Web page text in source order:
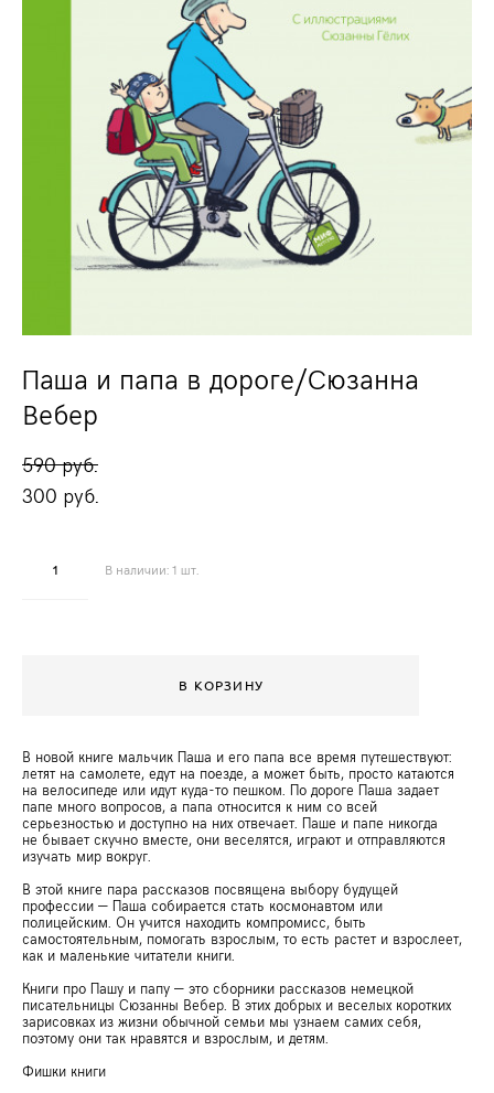
Паша и папа в дороге/Сюзанна
Вебер
590 pуб.
300 pуб.
В наличии:1 шт.
В КОРЗИНУ
В новой книге мальчик Паша и его папа все время путешествуют:
летят на самолете, едут на поезде, а может быть, просто катаются
на велосипеде или идут куда-то пешком. По дороге Паша задает
папе много вопросов, а папа относится к ним со всей
серьезностью и доступно на них отвечает. Паше и папе никогда
не бывает скучно вместе, они веселятся, играют и отправляются
изучать мир вокруг.
В этой книге пара рассказов посвящена выбору будущей
профессии — Паша собирается стать космонавтом или
полицейским. Он учится находить компромисс, быть
самостоятельным, помогать взрослым, то есть растет и взрослеет,
как и маленькие читатели книги.
Книги про Пашу и папу — это сборники рассказов немецкой
писательницы Сюзанны Вебер. В этих добрых и веселых коротких
зарисовках из жизни обычной семьи мы узнаем самих себя,
поэтому они так нравятся и взрослым, и детям.
Фишки книги